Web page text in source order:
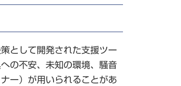
として開発された支援ツー
の不安、未知の環境、騒音
ー）が用いられることがあ